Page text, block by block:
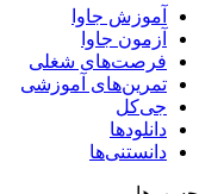
آموزش جاوا
آزمون جاوا
فرصت‌های شغلی
تمرین‌های آموزشی
جی‌کل
دانلودها
دانستنی‌ها